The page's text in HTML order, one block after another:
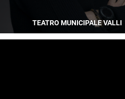
TEATRO MUNICIPALE VALLI